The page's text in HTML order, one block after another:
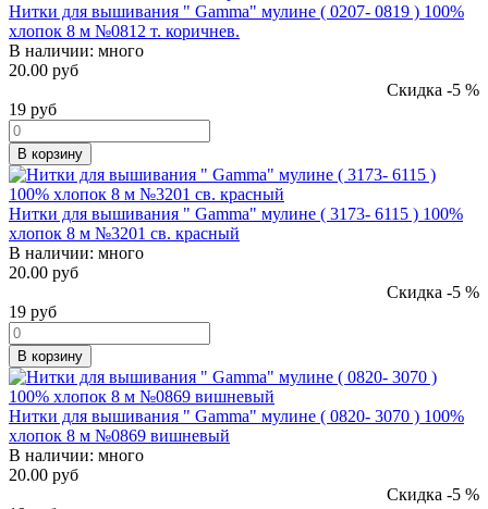
Нитки для вышивания " Gamma" мулине ( 0207- 0819 ) 100%
хлопок 8 м №0812 т. коричнев.
В наличии: много
20.00 руб
Скидка -5 %
19 руб
В корзину
Нитки для вышивания " Gamma" мулине ( 3173- 6115 ) 100%
хлопок 8 м №3201 св. красный
В наличии: много
20.00 руб
Скидка -5 %
19 руб
В корзину
Нитки для вышивания " Gamma" мулине ( 0820- 3070 ) 100%
хлопок 8 м №0869 вишневый
В наличии: много
20.00 руб
Скидка -5 %